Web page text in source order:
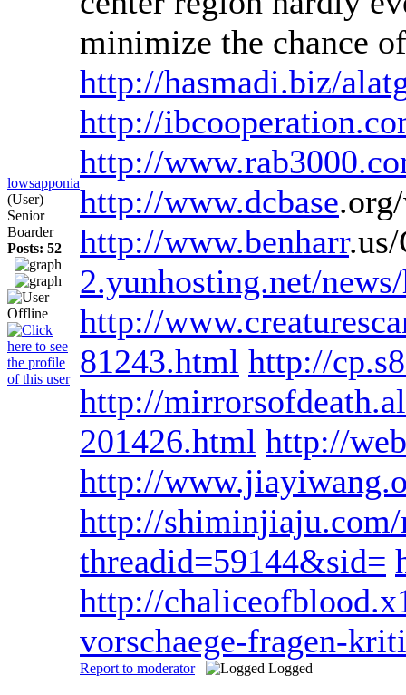
lowsapponia
(User)
Senior
Boarder
Posts: 52
minimize the chance
http://hasmadi.biz/
http://
http://
http://www.dcbase
http://www.benharr
2.yunhosting.net/
http://
81243.html http://
http://
201426.html http://
http://
http://
threadid=59144&sid=
http://
vorschaege-fragen-
Report to moderator Logged